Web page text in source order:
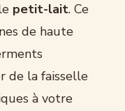
petit-lait. Ce
de haute
de la faisselle
à votre